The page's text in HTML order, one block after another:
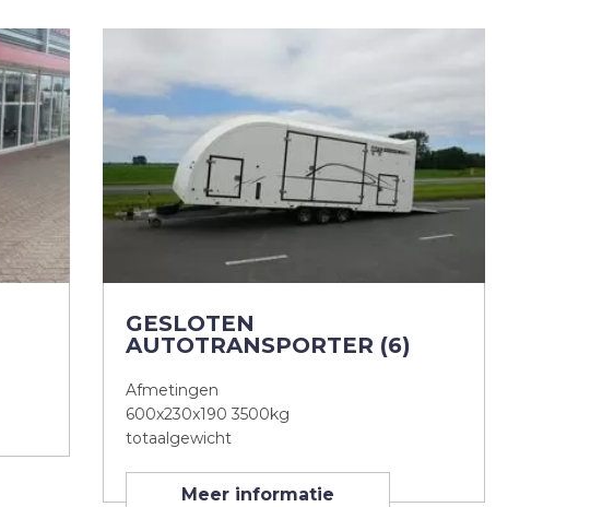
GESLOTEN
AUTOTRANSPORTER (6)
Afmetingen
600x230x190 3500kg
totaalgewicht
Meer informatie